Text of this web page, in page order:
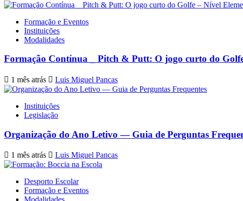
Formação e Eventos
Instituições
Modalidades
Formação Contínua _ Pitch & Putt: O jogo curto do
1 mês atrás Luis Miguel Pancas
Instituições
Legislação
Organização do Ano Letivo — Guia de Perguntas
1 mês atrás Luis Miguel Pancas
Desporto Escolar
Formação e Eventos